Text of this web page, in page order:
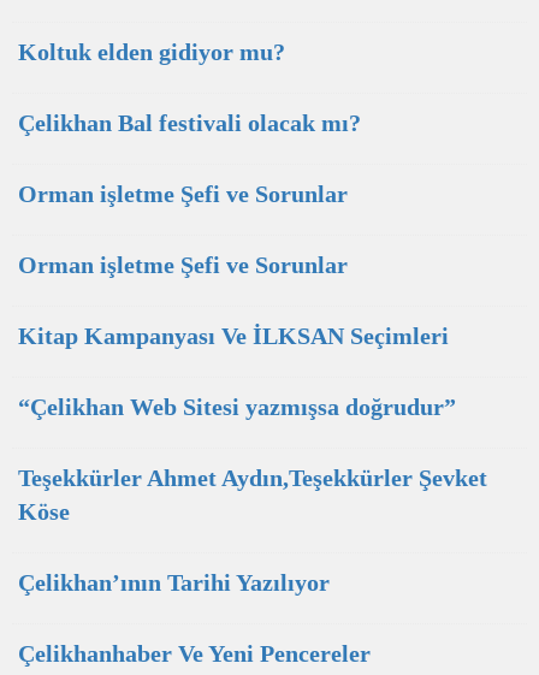
Koltuk elden gidiyor mu?
Çelikhan Bal festivali olacak mı?
Orman işletme Şefi ve Sorunlar
Orman işletme Şefi ve Sorunlar
Kitap Kampanyası Ve İLKSAN Seçimleri
“Çelikhan Web Sitesi yazmışsa doğrudur”
Teşekkürler Ahmet Aydın,Teşekkürler Şevket
Köse
Çelikhan’ının Tarihi Yazılıyor
Çelikhanhaber Ve Yeni Pencereler